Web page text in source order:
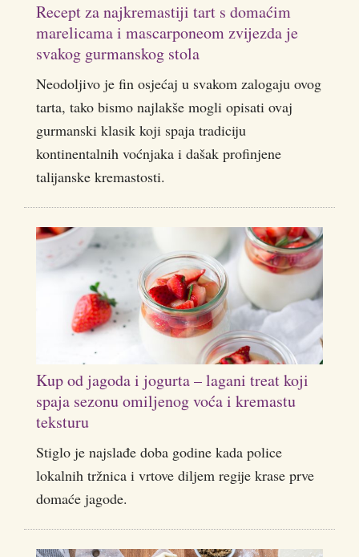
Recept za najkremastiji tart s domaćim
marelicama i mascarponeom zvijezda je
svakog gurmanskog stola
Neodoljivo je fin osjećaj u svakom zalogaju ovog
tarta, tako bismo najlakše mogli opisati ovaj
gurmanski klasik koji spaja tradiciju
kontinentalnih voćnjaka i dašak profinjene
talijanske kremastosti.
Kup od jagoda i jogurta – lagani treat koji
spaja sezonu omiljenog voća i kremastu
teksturu
Stiglo je najslađe doba godine kada police
lokalnih tržnica i vrtove diljem regije krase prve
domaće jagode.